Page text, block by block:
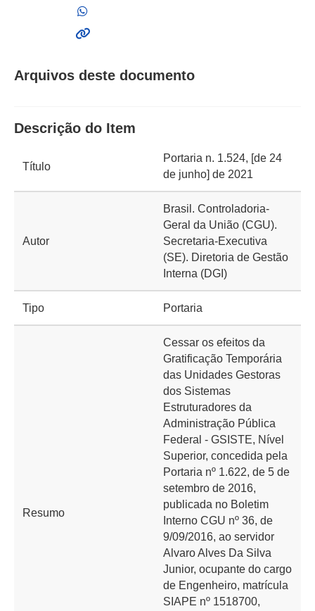
Arquivos deste documento
Descrição do Item
Título
Portaria n. 1.524, [de 24
de junho] de 2021
Autor
Brasil. Controladoria-
Geral da União (CGU).
Secretaria-Executiva
(SE). Diretoria de Gestão
Interna (DGI)
Tipo Portaria
Resumo
Cessar os efeitos da
Gratificação Temporária
das Unidades Gestoras
dos Sistemas
Estruturadores da
Administração Pública
Federal - GSISTE, Nível
Superior, concedida pela
Portaria nº 1.622, de 5 de
setembro de 2016,
publicada no Boletim
Interno CGU nº 36, de
9/09/2016, ao servidor
Alvaro Alves Da Silva
Junior, ocupante do cargo
de Engenheiro, matrícula
SIAPE nº 1518700,